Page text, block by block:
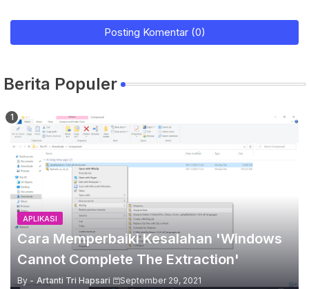
Posting Komentar (0)
Berita Populer
APLIKASI
Cara Memperbaiki Kesalahan 'Windows
Cannot Complete The Extraction'
By - Artanti Tri Hapsari September 29, 2021